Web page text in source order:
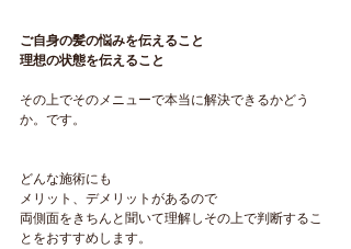
ご自身の髪の悩みを伝えること
理想の状態を伝えること
その上でそのメニューで本当に解決できるかどう
か。です。
どんな施術にも
メリット、デメリットがあるので
両側面をきちんと聞いて理解しその上で判断するこ
とをおすすめします。